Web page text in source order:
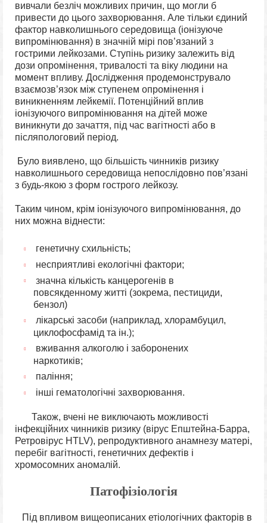
вивчали безліч можливих причин, що могли б
привести до цього захворювання. Але тільки єдиний
фактор навколишнього середовища (іонізуюче
випромінювання) в значній мірі пов’язаний з
гострими лейкозами. Ступінь ризику залежить від
дози опромінення, тривалості та віку людини на
момент впливу. Дослідження продемонструвало
взаємозв’язок між ступенем опромінення і
виникненням лейкемії. Потенційний вплив
іонізуючого випромінювання на дітей може
виникнути до зачаття, під час вагітності або в
післяпологовий період.
Було виявлено, що більшість чинників ризику
навколишнього середовища непослідовно пов’язані
з будь-якою з форм гострого лейкозу.
Таким чином, крім іонізуючого випромінювання, до
них можна віднести:
генетичну схильність;
несприятливі екологічні фактори;
значна кількість канцерогенів в
повсякденному житті (зокрема, пестициди,
бензол)
лікарські засоби (наприклад, хлорамбуцил,
циклофосфамід та ін.);
вживання алкоголю і заборонених
наркотиків;
паління;
інші гематологічні захворювання.
Також, вчені не виключають можливості
інфекційних чинників ризику (вірус Епштейна-Барра,
Ретровірус HTLV), репродуктивного анамнезу матері,
перебіг вагітності, генетичних дефектів і
хромосомних аномалій.
Патофізіологія
Під впливом вищеописаних етіологічних факторів в